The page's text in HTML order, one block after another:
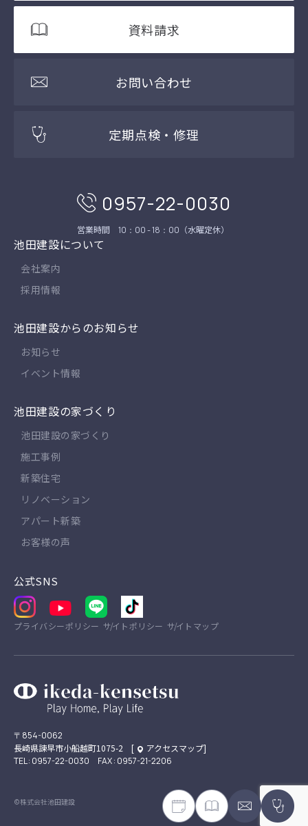
資料請求
お問い合わせ
定期点検・修理
0957-22-0030
営業時間 10：00 - 18：00 （水曜定休）
池田建設について
会社案内
採用情報
池田建設からのお知らせ
お知らせ
イベント情報
池田建設の家づくり
池田建設の家づくり
施工事例
新築住宅
リノベーション
アパート新築
お客様の声
公式SNS
プライバシーポリシー サイトポリシー サイトマップ
〒854-0062
長崎県諫早市小船越町1075-2 [
アクセスマップ]
TEL : 0957-22-0030 FAX : 0957-21-2206
©株式会社池田建設